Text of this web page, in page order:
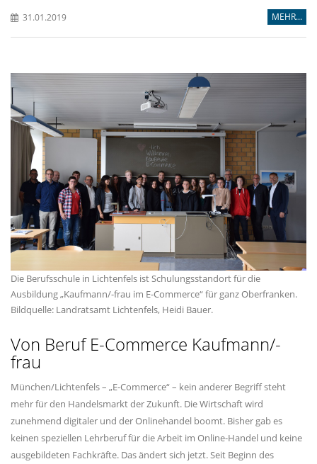
31.01.2019 MEHR...
Die Berufsschule in Lichtenfels ist Schulungsstandort für die
Ausbildung „Kaufmann/-frau im E-Commerce“ für ganz Oberfranken.
Bildquelle: Landratsamt Lichtenfels, Heidi Bauer.
Von Beruf E-Commerce Kaufmann/-
frau
München/Lichtenfels – „E-Commerce“ – kein anderer Begriff steht
mehr für den Handelsmarkt der Zukunft. Die Wirtschaft wird
zunehmend digitaler und der Onlinehandel boomt. Bisher gab es
keinen speziellen Lehrberuf für die Arbeit im Online-Handel und keine
ausgebildeten Fachkräfte. Das ändert sich jetzt. Seit Beginn des